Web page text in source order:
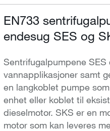
EN733
endesug SES og
Sentrifugalpumpene
vannapplikasjoner samt
en langkoblet pumpe
enhet eller koblet til
dieselmotor. SKS er en
motor som kan leveres